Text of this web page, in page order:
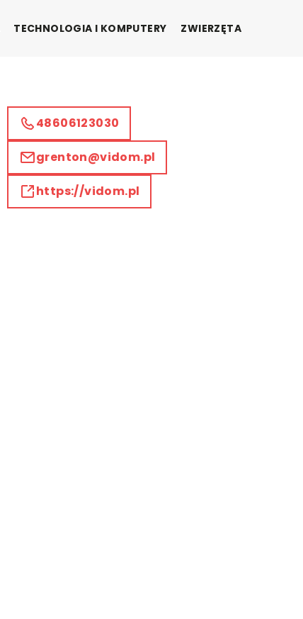
TECHNOLOGIA I KOMPUTERY ZWIERZĘTA
48606123030
grenton@vidom.pl
https://vidom.pl